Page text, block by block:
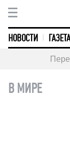
НОВОСТИ ГАЗЕТА
В МИРЕ